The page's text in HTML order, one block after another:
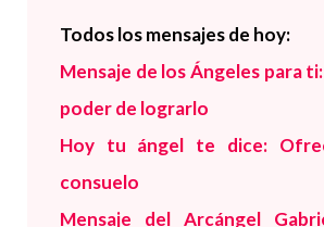
Todos los mensajes de hoy:
Mensaje de los Ángeles para
poder de lograrlo
Hoy tu ángel te dice:
consuelo
Mensaje del Arcángel